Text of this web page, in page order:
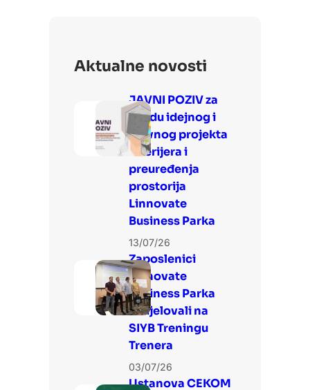
Aktualne novosti
JAVNI POZIV za
izradu idejnog i
glavnog projekta
interijera i
preuređenja
prostorija
Linnovate
Business Parka
13/07/26
Zaposlenici
Linnovate
Business Parka
sudjelovali na
SIYB Treningu
Trenera
03/07/26
Ustanova CEKOM